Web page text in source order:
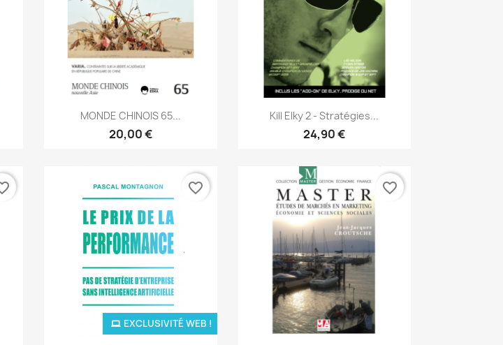
Aperçu rapide
MONDE CHINOIS 65...
20,00 €
Aperçu rapide
Kill Elky 2 - Stratégies...
24,90 €
EXCLUSIVITÉ WEB !
favorite_border favorite_border